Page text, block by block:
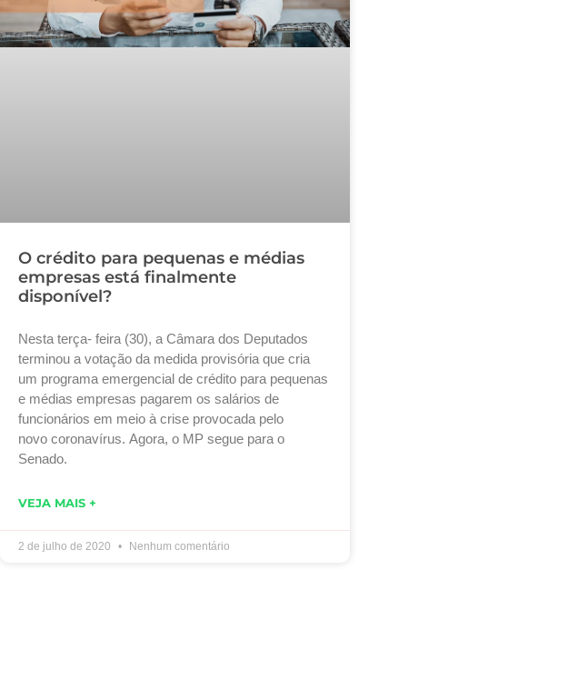
O crédito para pequenas e médias
empresas está finalmente
disponível?
Nesta terça- feira (30), a Câmara dos Deputados
terminou a votação da medida provisória que cria
um programa emergencial de crédito para pequenas
e médias empresas pagarem os salários de
funcionários em meio à crise provocada pelo
novo coronavírus. Agora, o MP segue para o
Senado.
VEJA MAIS +
2 de julho de 2020 Nenhum comentário